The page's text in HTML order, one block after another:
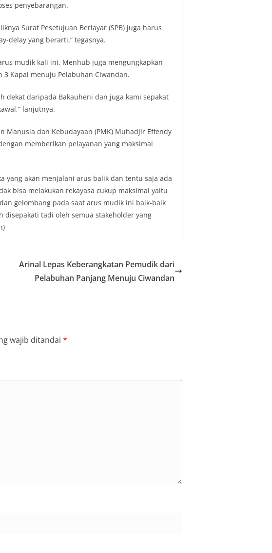
penyebarangan.
Surat Pesetujuan Berlayar (SPB) juga harus
delay yang berarti,” tegasnya.
mudik kali ini, Menhub juga mengungkapkan
Kapal menuju Pelabuhan Ciwandan.
dekat daripada Bakauheni dan juga kami sepakat
lanjutnya.
dan Kebudayaan (PMK) Muhadjir Effendy
memberikan pelayanan yang maksimal
yang akan menjalani arus balik dan tentu saja ada
bisa melakukan rekayasa cukup maksimal yaitu
gelombang pada saat arus mudik ini baik-baik
disepakati tadi oleh semua stakeholder yang
Arinal Lepas Keberangkatan Pemudik dari
Pelabuhan Panjang Menuju Ciwandan
wajib ditandai *